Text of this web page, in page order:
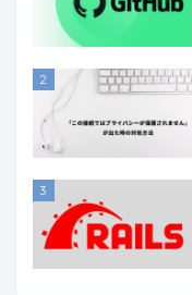
2
3